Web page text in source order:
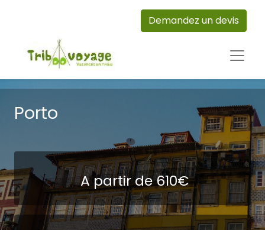
Demandez un devis
Porto
A partir de 610€